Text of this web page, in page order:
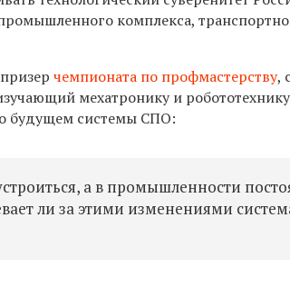
комплекса,
чемпионата по профмастерству,
мехатронику и робототехнику
будущем системы СПО:
а в промышленности
ли за этими изменениями